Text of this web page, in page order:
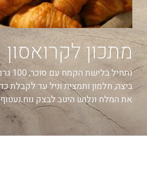
מתכון לקרואסון
נתחיל
ביצה, חלמון ותמצית וניל עד לקבלת
את המלח ונלוש היטב לבצק